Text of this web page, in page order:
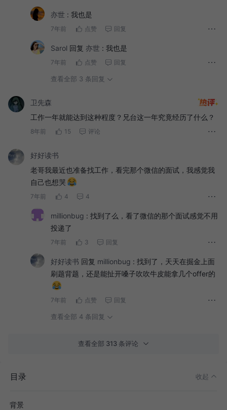
亦世 : 我也是
7年前 点赞 回复
Sarol 回复 亦世 : 我也是
7年前 点赞 回复
查看全部 3 条回复
卫先森
工作一年就能达到这种程度？兄台这一年究竟经历了什么？
8年前 15 评论
好好读书
老哥我最近也准备找工作，看完那个微信的面试，我感觉我
自己也想哭
7年前 4 4
millionbug : 找到了么，看了微信的那个面试感觉不用
投递了
7年前 3 回复
好好读书 回复 millionbug : 找到了，天天在掘金上面
刷题背题，还是能扯开嗓子吹吹牛皮能拿几个offer的
7年前 点赞 回复
查看全部 4 条回复
查看全部 313 条评论
目录 收起
背景